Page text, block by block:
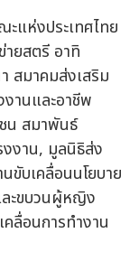
ะแห่งประเทศไทย
ายสตรี อาทิ
สมาคมส่งเสริม
านและอาชีพ
น สมาพันธ์
งาน, มูลนิธิส่ง
ขับเคลื่อนนโยบาย
ะขบวนผู้หญิง
ลื่อนการทำงาน